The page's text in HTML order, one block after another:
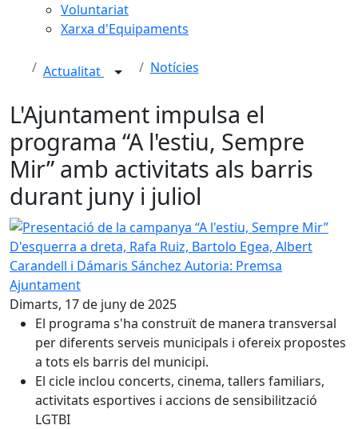
Voluntariat
Xarxa d'Equipaments
Actualitat Notícies
L'Ajuntament impulsa el
programa “A l'estiu, Sempre
Mir” amb activitats als barris
durant juny i juliol
Presentació de la campanya “A l'estiu, Sempre Mir”
D'esquerra a dreta, Rafa Ruiz, Bartolo Egea, Albert
Carandell i Dámaris Sánchez Autoria: Premsa
Ajuntament
Dimarts, 17 de juny de 2025
El programa s'ha construït de manera transversal
per diferents serveis municipals i ofereix propostes
a tots els barris del municipi.
El cicle inclou concerts, cinema, tallers familiars,
activitats esportives i accions de sensibilització
LGTBI